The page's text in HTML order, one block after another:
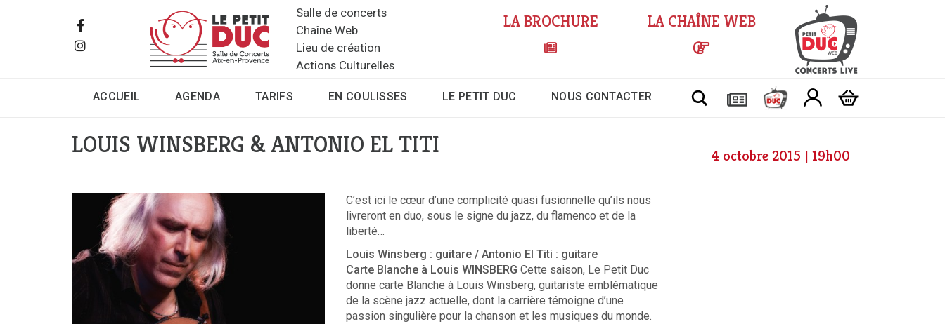
Salle de concerts
Chaîne Web
Lieu de création
Actions Culturelles
LA BROCHURE LA CHAÎNE WEB
ACCUEIL AGENDA TARIFS EN COULISSES LE PETIT DUC NOUS CONTACTER Chercher
LOUIS WINSBERG & ANTONIO EL TITI 4 octobre 2015 | 19h00
C’est ici le cœur d’une complicité quasi fusionnelle qu’ils nous
livreront en duo, sous le signe du jazz, du flamenco et de la
liberté…
Louis Winsberg : guitare / Antonio El Titi : guitare
Carte Blanche à Louis WINSBERG Cette saison, Le Petit Duc
donne carte Blanche à Louis Winsberg, guitariste emblématique
de la scène jazz actuelle, dont la carrière témoigne d’une
passion singulière pour la chanson et les musiques du monde.